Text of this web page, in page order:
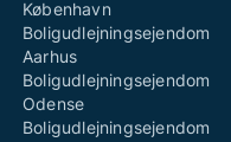
København
Boligudlejningsejendom
Aarhus
Boligudlejningsejendom
Odense
Boligudlejningsejendom